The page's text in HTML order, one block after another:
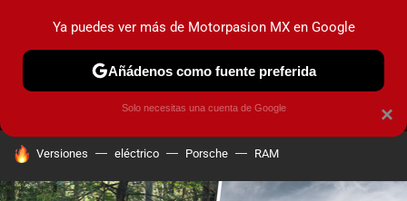
MENÚ NUEVO
INDUSTRIA HOY NO CIRCULA
HOY SE HABLA DE
Versiones eléctrico Porsche RAM
×
Ya puedes ver más de Motorpasion MX en Google
Añádenos como fuente preferida
Solo necesitas una cuenta de Google